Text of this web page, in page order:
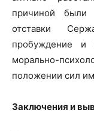
причиной были
отставки
пробуждение и
морально-
положении сил
Заключения и